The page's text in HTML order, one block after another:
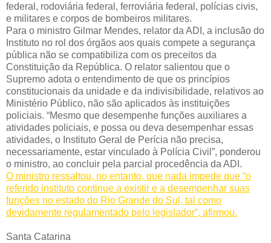
federal, rodoviária federal, ferroviária federal, polícias civis,
e militares e corpos de bombeiros militares.
Para o ministro Gilmar Mendes, relator da ADI, a inclusão do
Instituto no rol dos órgãos aos quais compete a segurança
pública não se compatibiliza com os preceitos da
Constituição da República. O relator salientou que o
Supremo adota o entendimento de que os princípios
constitucionais da unidade e da indivisibilidade, relativos ao
Ministério Público, não são aplicados às instituições
policiais. “Mesmo que desempenhe funções auxiliares a
atividades policiais, e possa ou deva desempenhar essas
atividades, o Instituto Geral de Perícia não precisa,
necessariamente, estar vinculado à Polícia Civil”, ponderou
o ministro, ao concluir pela parcial procedência da ADI.
O ministro ressaltou, no entanto, que nada impede que “o
referido instituto continue a existir e a desempenhar suas
funções no estado do Rio Grande do Sul, tal como
devidamente regulamentado pelo legislador”, afirmou.
Santa Catarina